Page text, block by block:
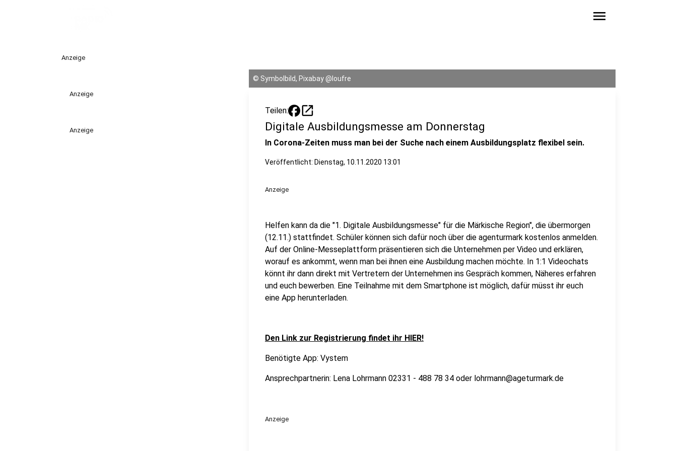
menu
Anzeige
Anzeige
Anzeige
© Symbolbild, Pixabay @loufre
Teilen: open_in_new
Digitale Ausbildungsmesse am Donnerstag
In Corona-Zeiten muss man bei der Suche nach einem Ausbildungsplatz flexibel sein.
Veröffentlicht: Dienstag, 10.11.2020 13:01
Anzeige
Helfen kann da die "1. Digitale Ausbildungsmesse" für die Märkische Region", die übermorgen
(12.11.) stattfindet. Schüler können sich dafür noch über die agenturmark kostenlos anmelden.
Auf der Online-Messeplattform präsentieren sich die Unternehmen per Video und erklären,
worauf es ankommt, wenn man bei ihnen eine Ausbildung machen möchte. In 1:1 Videochats
könnt ihr dann direkt mit Vertretern der Unternehmen ins Gespräch kommen, Näheres erfahren
und euch bewerben. Eine Teilnahme mit dem Smartphone ist möglich, dafür müsst ihr euch
eine App herunterladen.
Den Link zur Registrierung findet ihr HIER!
Benötigte App: Vystem
Ansprechpartnerin: Lena Lohrmann 02331 - 488 78 34 oder lohrmann@ageturmark.de
Anzeige